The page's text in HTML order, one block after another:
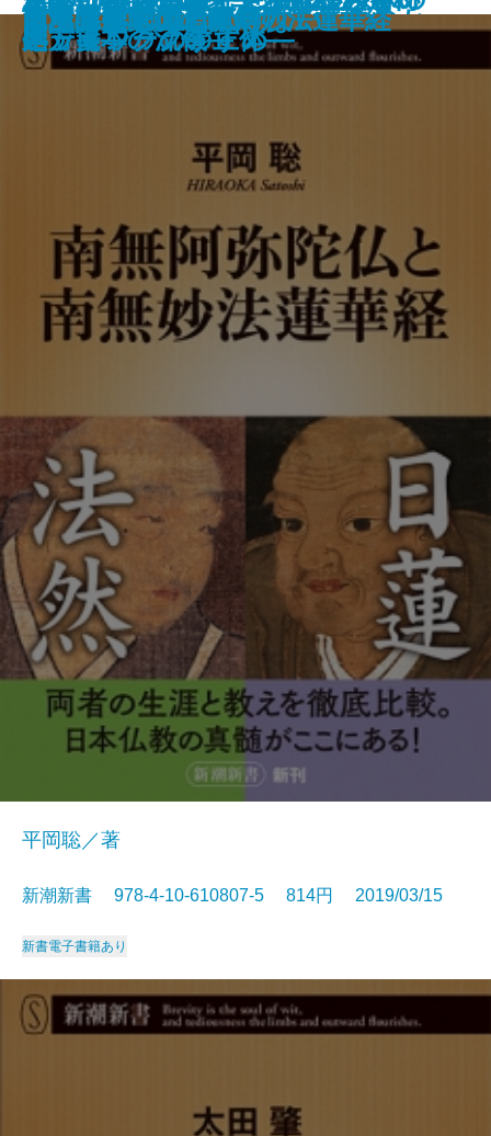
う視座―
皇室はなぜ世界で尊敬されるのか
生死の覚悟
する理由
パスタぎらい
誰の味方でもありません
総理の女
「場当たり的」が会社を潰す
天皇の憂鬱
岩盤規制―誰が成長を阻むのか―
南無阿弥陀仏と南無妙法蓮華経
平岡聡／著
新潮新書 978-4-10-610807-5 814円 2019/03/15
新書電子書籍あり
「承認欲求」の呪縛
国」日本の流儀―
ドラマへの遺言
日本共産党の正体
ケティングのすすめ―
ネットワークの正体―
昆虫は美味い！
もっと言ってはいけない
処方箋―